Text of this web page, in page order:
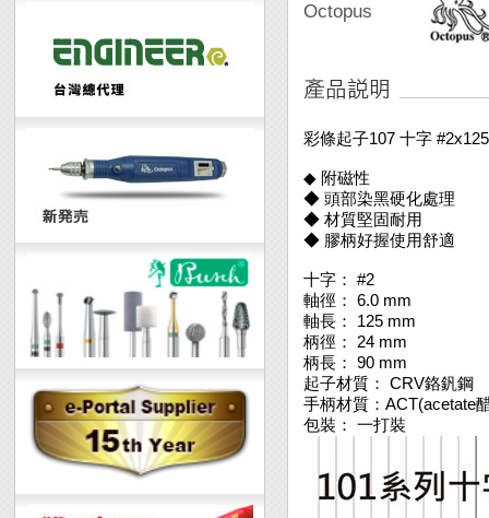
Octopus
彩條起子107 十字
◆ 附磁性
◆ 頭部染黑硬化處理
◆ 材質堅固耐用
◆ 膠柄好握使用舒適
十字： #2
軸徑： 6.0 mm
軸長： 125 mm
柄徑： 24 mm
柄長： 90 mm
起子材質： CRV鉻釩鋼
手柄材質：ACT(acetate
包裝： 一打裝